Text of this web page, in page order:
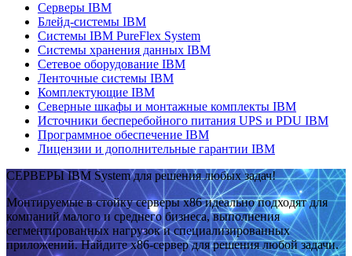
Серверы IBM
Блейд-системы IBM
Системы IBM PureFlex System
Системы хранения данных IBM
Сетевое оборудование IBM
Ленточные системы IBM
Комплектующие IBM
Северные шкафы и монтажные комплекты IBM
Источники бесперебойного питания UPS и PDU IBM
Программное обеспечение IBM
Лицензии и дополнительные гарантии IBM
СЕРВЕРЫ IBM System для решения любых задач!
Монтируемые в стойку серверы x86 идеально подходят для
компаний малого и среднего бизнеса, выполнения
сегментированных нагрузок и специализированных
приложений. Найдите x86-сервер для решения любой задачи.